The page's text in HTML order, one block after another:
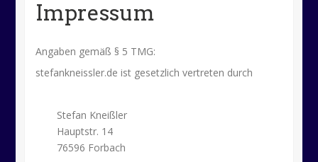
Impressum
Angaben gemäß § 5 TMG:
stefankneissler.de ist gesetzlich vertreten durch
Stefan Kneißler
Hauptstr. 14
76596 Forbach